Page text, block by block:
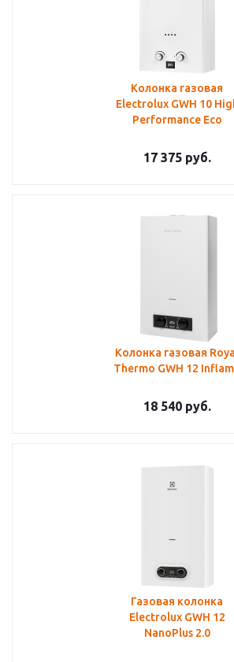
Колонка газовая
Electrolux GWH 10
Performance Eco
17 375руб.
Колонка газовая
Thermo GWH 12
18 540руб.
Газовая колонка
Electrolux GWH 12
NanoPlus 2.0